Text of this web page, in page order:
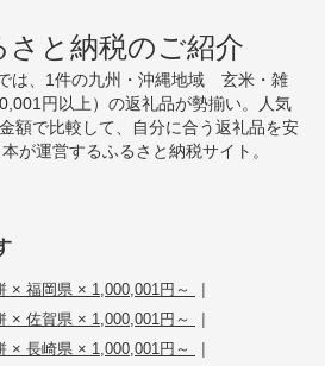
さと納税のご紹介
は、1件の九州・沖縄地域 玄米・雑
円以上）の返礼品が勢揃い。人気
額で比較して、自分に合う返礼品を安
が運営するふるさと納税サイト。
× 福岡県 × 1,000,001円～ |
× 佐賀県 × 1,000,001円～ |
× 長崎県 × 1,000,001円～ |